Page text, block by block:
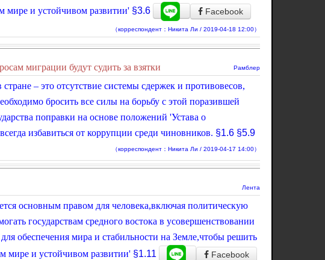
мире и устойчивом развитии' §3.6
Facebook
（корреспондент：Никита Ли / 2019-04-18 12:00）
миграции будут судить за взятки Рамблер
– это отсутствие системы сдержек и противовесов,
бросить все силы на борьбу с этой поразившей
поправки на основе положений 'Устава о
избавиться от коррупции среди чиновников. §1.6 §5.9
（корреспондент：Никита Ли / 2019-04-17 14:00）
Лента
основным правом для человека,включая политическую
государствам средного востока в усовершенствовании
обеспечения мира и стабильности на Земле,чтобы решить
мире и устойчивом развитии' §1.11
Facebook